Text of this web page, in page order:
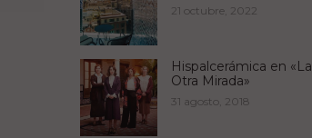
21 octubre, 2022
Hispalcerámica en «La
Otra Mirada»
31 agosto, 2018